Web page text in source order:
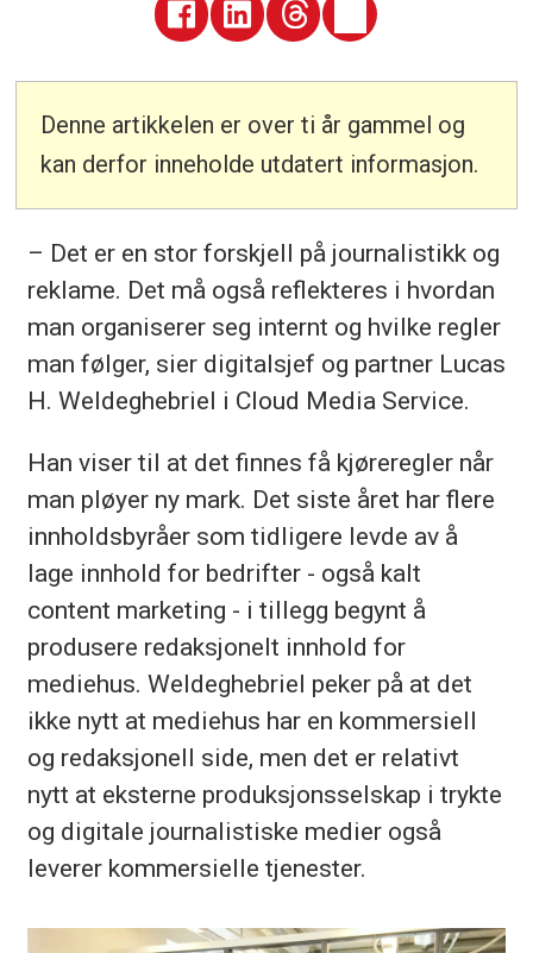
Denne artikkelen er over ti år gammel og
kan derfor inneholde utdatert informasjon.
– Det er en stor forskjell på journalistikk og
reklame. Det må også reflekteres i hvordan
man organiserer seg internt og hvilke regler
man følger, sier digitalsjef og partner Lucas
H. Weldeghebriel i Cloud Media Service.
Han viser til at det finnes få kjøreregler når
man pløyer ny mark. Det siste året har flere
innholdsbyråer som tidligere levde av å
lage innhold for bedrifter - også kalt
content marketing - i tillegg begynt å
produsere redaksjonelt innhold for
mediehus. Weldeghebriel peker på at det
ikke nytt at mediehus har en kommersiell
og redaksjonell side, men det er relativt
nytt at eksterne produksjonsselskap i trykte
og digitale journalistiske medier også
leverer kommersielle tjenester.